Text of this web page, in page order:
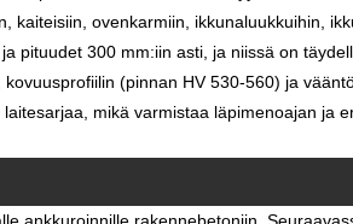
kaiteisiin, ovenkarmiin, ikkunaluukkuihin,
pituudet 300 mm:iin asti, ja niissä on
(pinnan HV 530-560) ja
mikä varmistaa läpimenoajan ja